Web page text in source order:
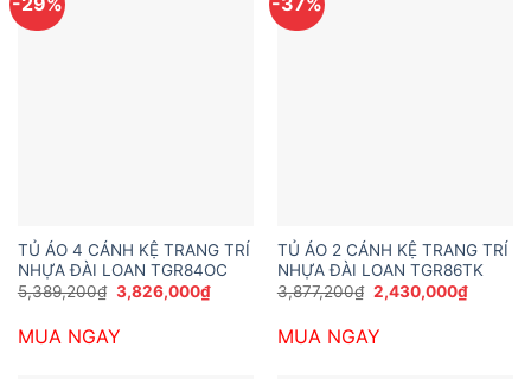
TỦ ÁO 4 CÁNH KỆ TRANG TRÍ
NHỰA ĐÀI LOAN TGR84OC
5,389,200₫ Giá
gốc
5,389,200₫.
3,826,000₫Giá
hiện
MUA NGAY
TỦ ÁO 2 CÁNH KỆ TRANG TRÍ
NHỰA ĐÀI LOAN TGR86TK
3,877,200₫ Giá
gốc
3,877,200₫.
2,430,000₫Giá
hiện
MUA NGAY